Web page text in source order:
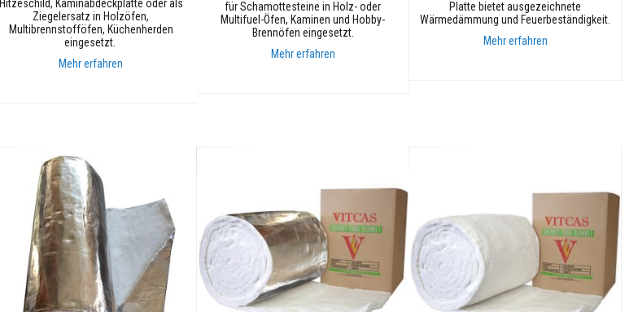
Hitzeschild, Kaminabdeckplatte oder als
Ziegelersatz in Holzöfen,
Multibrennstofföfen, Küchenherden
eingesetzt.
Mehr erfahren
für Schamottesteine in Holz- oder
Multifuel-Öfen, Kaminen und Hobby-
Brennöfen eingesetzt.
Mehr erfahren
Platte bietet ausgezeichnete
Wärmedämmung und Feuerbeständigkeit.
Mehr erfahren